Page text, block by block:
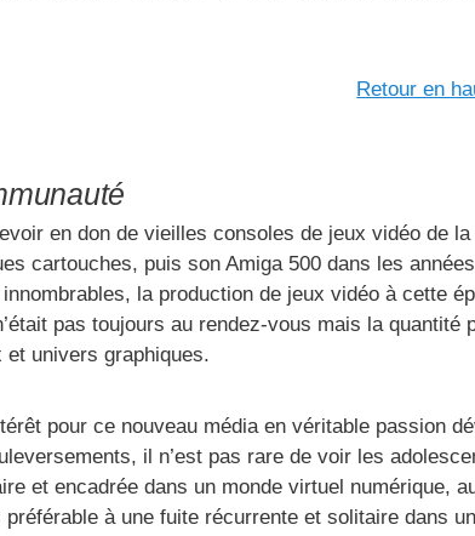
Retour en
en don de vieilles consoles de jeux vidéo de la
cartouches, puis son Amiga 500 dans les
la production de jeux vidéo à cette
pas toujours au rendez-vous mais la quantité
et univers graphiques.
pour ce nouveau média en véritable passion
il n’est pas rare de voir les
et encadrée dans un monde virtuel numérique,
à une fuite récurrente et solitaire dans